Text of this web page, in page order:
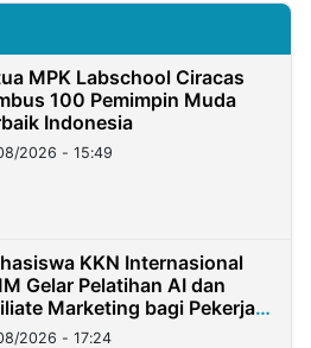
MPK Labschool Ciracas
100 Pemimpin Muda
Indonesia
2026 - 15:49
KKN Internasional
Gelar Pelatihan AI dan
Marketing bagi Pekerja
Indonesia di Taiwan
2026 - 17:24